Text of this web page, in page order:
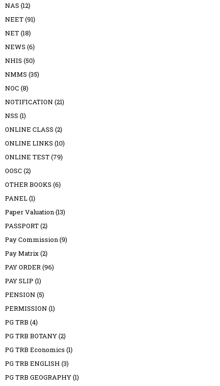
NAS (12)
NEET(91)
NET(18)
NEWS (6)
NHIS (50)
NMMS (35)
NOC (8)
NOTIFICATION (21)
NSS (1)
ONLINE CLASS (2)
ONLINE LINKS (10)
ONLINE TEST(79)
OOSC (2)
OTHER BOOKS (6)
PANEL(1)
Paper Valuation(13)
PASSPORT(2)
Pay Commission(9)
Pay Matrix(2)
PAY ORDER(96)
PAY SLIP (1)
PENSION (5)
PERMISSION (1)
PG TRB (4)
PG TRB BOTANY(2)
PG TRB Economics (1)
PG TRB ENGLISH (3)
PG TRB GEOGRAPHY(1)